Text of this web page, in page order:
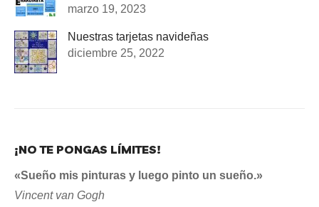
marzo 19, 2023
Nuestras tarjetas navideñas
diciembre 25, 2022
¡NO TE PONGAS LÍMITES!
«Sueño mis pinturas y luego pinto un sueño.»
Vincent van Gogh